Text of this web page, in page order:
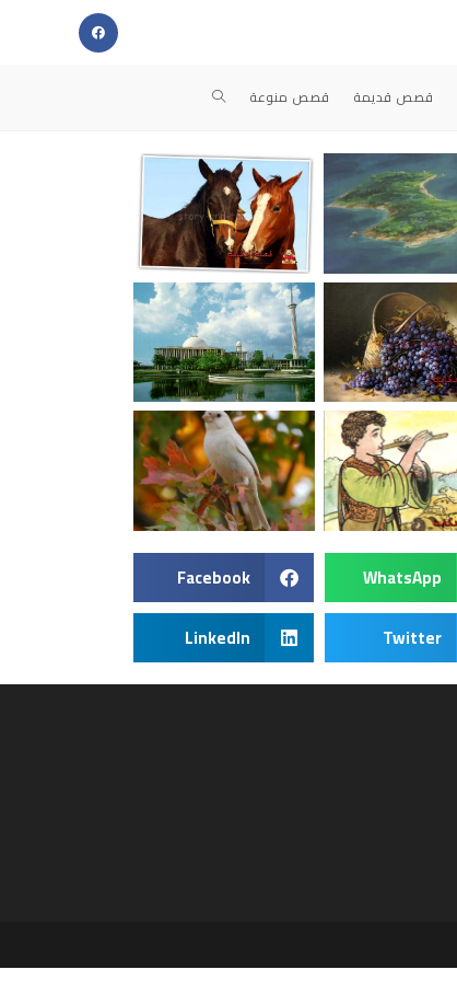
قصص قديمة قصص منوعة
WhatsApp
Facebook
Twitter
LinkedIn